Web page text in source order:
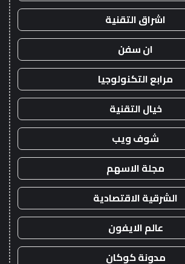
اشراق التقنية
ان سفن
مرابع التكنولوجيا
خيال التقنية
شوف ويب
مجلة الاسهم
الشرقية الاقتصادية
عالم الايفون
مدونة كوكان